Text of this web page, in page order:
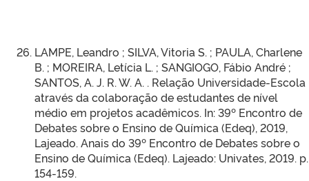
LAMPE, Leandro ; SILVA, Vitoria S. ; PAULA, Charlene
B. ; MOREIRA, Letícia L. ; SANGIOGO, Fábio André ;
SANTOS, A. J. R. W. A. . Relação Universidade-Escola
através da colaboração de estudantes de nível
médio em projetos acadêmicos. In: 39º Encontro de
Debates sobre o Ensino de Química (Edeq), 2019,
Lajeado. Anais do 39º Encontro de Debates sobre o
Ensino de Química (Edeq). Lajeado: Univates, 2019. p.
154-159.